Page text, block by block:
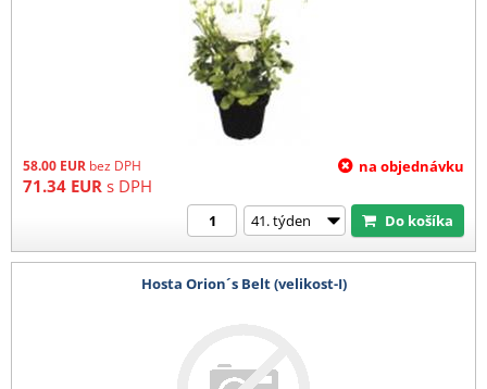
58.00 EUR bez DPH
71.34 EUR s DPH
na objednávku
Do košíka
Hosta Orion´s Belt (velikost-I)